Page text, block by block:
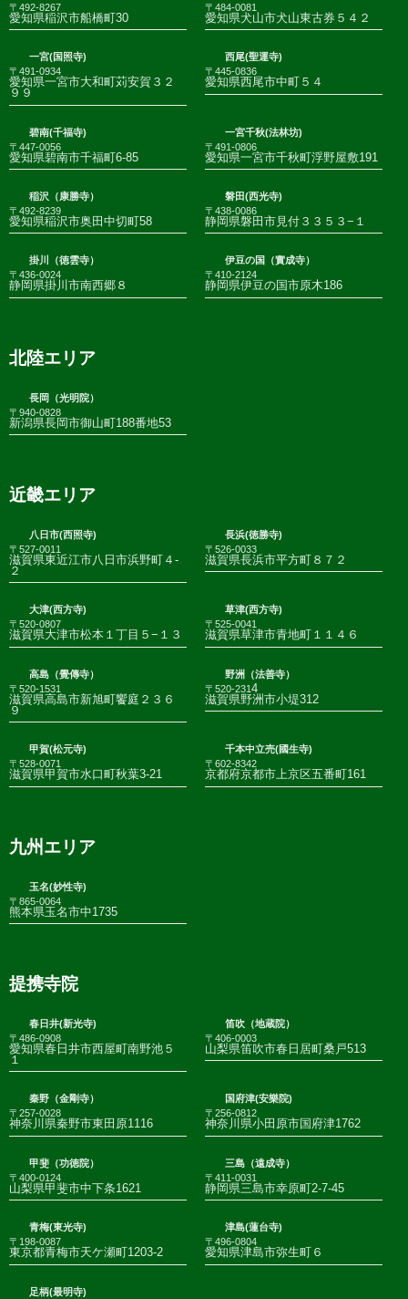
〒492-8267
愛知県稲沢市船橋町30
〒484-0081
愛知県犬山市犬山東古券５４２
一宮(国照寺)
〒491-0934
愛知県一宮市大和町苅安賀３２
９９
西尾(聖運寺)
〒445-0836
愛知県西尾市中町５４
碧南(千福寺)
〒447-0056
愛知県碧南市千福町6-85
一宮千秋(法林坊)
〒491-0806
愛知県一宮市千秋町浮野屋敷191
稲沢（康勝寺）
〒492-8239
愛知県稲沢市奥田中切町58
磐田(西光寺)
〒438-0086
静岡県磐田市見付３３５３−１
掛川（徳雲寺）
〒436-0024
静岡県掛川市南西郷８
伊豆の国（實成寺）
〒410-2124
静岡県伊豆の国市原木186
北陸エリア
長岡（光明院）
〒940-0828
新潟県長岡市御山町188番地53
近畿エリア
八日市(西照寺)
〒527-0011
滋賀県東近江市八日市浜野町４-
２
長浜(徳勝寺)
〒526-0033
滋賀県長浜市平方町８７２
大津(西方寺)
〒520-0807
滋賀県大津市松本１丁目５−１３
草津(西方寺)
〒525-0041
滋賀県草津市青地町１１４６
高島（覺傳寺）
〒520-1531
滋賀県高島市新旭町饗庭２３６
９
野洲（法善寺）
〒520-2314
滋賀県野洲市小堤312
甲賀(松元寺)
〒528-0071
滋賀県甲賀市水口町秋葉3-21
千本中立売(國生寺)
〒602-8342
京都府京都市上京区五番町161
九州エリア
玉名(妙性寺)
〒865-0064
熊本県玉名市中1735
提携寺院
春日井(新光寺)
〒486-0908
愛知県春日井市西屋町南野池５
１
笛吹（地蔵院）
〒406-0003
山梨県笛吹市春日居町桑戸513
秦野（金剛寺）
〒257-0028
神奈川県秦野市東田原1116
国府津(安樂院)
〒256-0812
神奈川県小田原市国府津1762
甲斐（功徳院）
〒400-0124
山梨県甲斐市中下条1621
三島（遠成寺）
〒411-0031
静岡県三島市幸原町2-7-45
青梅(東光寺)
〒198-0087
東京都青梅市天ケ瀬町1203-2
津島(蓮台寺)
〒496-0804
愛知県津島市弥生町６
足柄(最明寺)